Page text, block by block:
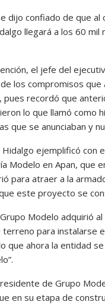
dijo confiado de que al
llegará a los 60 mil
el jefe del
los compromisos que
pues recordó que
lo que llamó como
que se anunciaban y
ejemplificó con
Modelo en Apan, que
para atraer a la
este proyecto se
Modelo adquirió
para instalarse
que ahora la entidad
de Grupo
en su etapa de